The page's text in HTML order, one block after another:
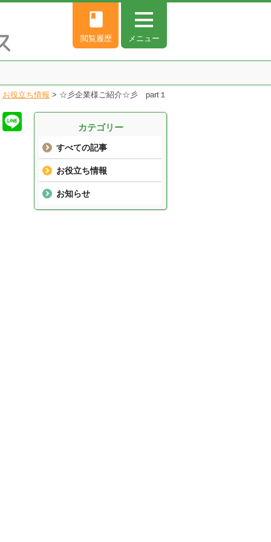
メニュー
book
閲覧履歴
お役立ち情報 > ☆彡企業様ご紹介☆彡 part１
カテゴリー
すべての記事
お役立ち情報
お知らせ